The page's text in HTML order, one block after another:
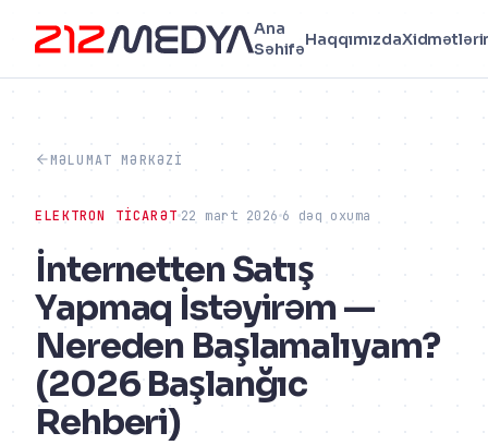
Ana
Səhifə
Haqqımızda
MƏLUMAT MƏRKƏZI
ELEKTRON TICARƏT 22 mart 2026 6 dəq oxuma
İnternetten Satış
Yapmaq İstəyirəm —
Nereden Başlamalıyam?
(2026 Başlanğıc
Rehberi)